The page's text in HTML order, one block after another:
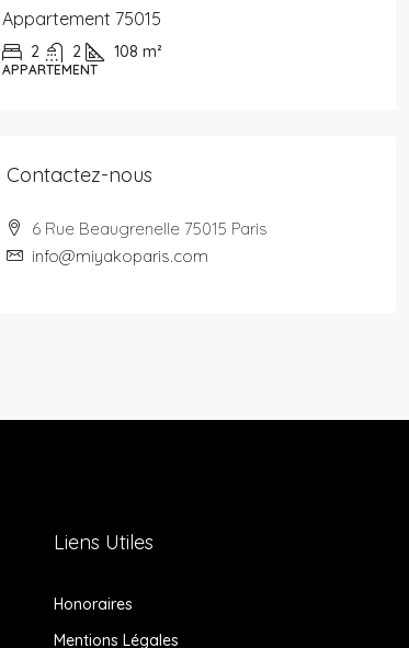
Appartement 75015
2 2 108 m²
APPARTEMENT
Contactez-nous
6 Rue Beaugrenelle 75015 Paris
info@miyakoparis.com
Liens Utiles
Honoraires
Mentions Légales